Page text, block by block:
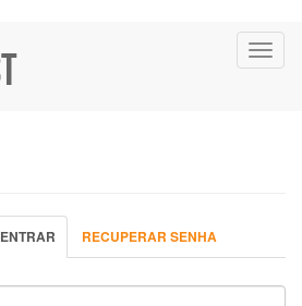
ENTRAR (ABA
ATIVA)
RECUPERAR SENHA